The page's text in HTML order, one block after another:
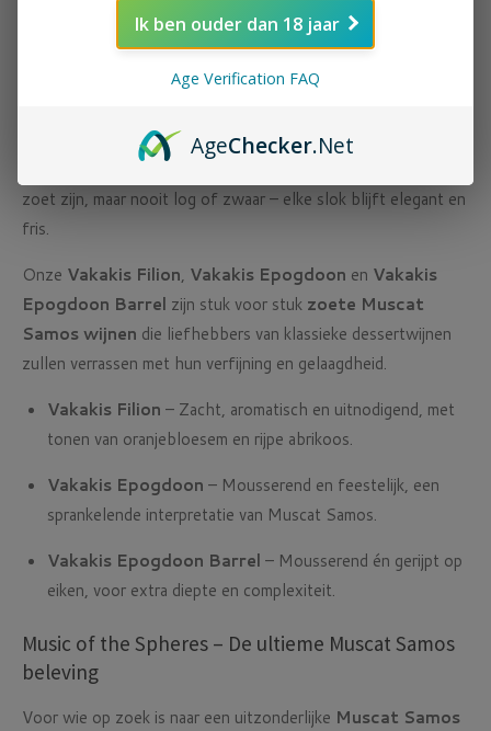
De klassieke Muscat Samos – maar dan verfijnd
Bij Vakakis worden de druiven met zorg met de hand geoogst
zonnige dagen zorgen voor een perfecte balans tussen
zoet zijn, maar nooit log of zwaar – elke slok blijft elegant en
fris.
Onze Vakakis Filion, Vakakis Epogdoon en Vakakis
Epogdoon Barrel zijn stuk voor stuk zoete Muscat
Samos wijnen die liefhebbers van klassieke dessertwijnen
zullen verrassen met hun verfijning en gelaagdheid.
Vakakis Filion – Zacht, aromatisch en uitnodigend, met
tonen van oranjebloesem en rijpe abrikoos.
Vakakis Epogdoon – Mousserend en feestelijk, een
sprankelende interpretatie van Muscat Samos.
Vakakis Epogdoon Barrel – Mousserend én gerijpt op
eiken, voor extra diepte en complexiteit.
Music of the Spheres – De ultieme Muscat Samos
beleving
Voor wie op zoek is naar een uitzonderlijke Muscat Samos
Ik ben ouder dan 18 jaar
Age Verification FAQ
AgeChecker.Net